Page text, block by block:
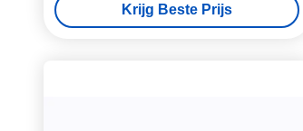
Krijg Beste Prijs